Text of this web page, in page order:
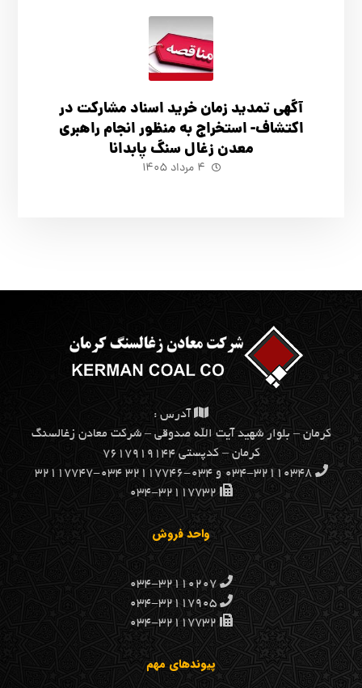
آگهي تمدید زمان خرید اسناد مشارکت در
اکتشاف- استخراج به منظور انجام راهبری
معدن زغال سنگ پابدانا
۴ مرداد ۱۴۰۵
آدرس :
كرمان – بلوار شهيد آيت الله صدوقي – شركت معادن زغالسنگ
كرمان – کدپستی ۷۶۱۷۹۱۹۱۴۴
۰۳۴-۳۲۱۱۰۳۴۸ و ۰۳۴-۳۲۱۱۷۷۴۶ ۰۳۴-۳۲۱۱۷۷۴۷
۰۳۴-۳۲۱۱۷۷۳۲
واحد فروش
۰۳۴-۳۲۱۱۰۲۰۷
۰۳۴-۳۲۱۱۷۹۰۵
۰۳۴-۳۲۱۱۷۷۳۲
پیوندهای مهم